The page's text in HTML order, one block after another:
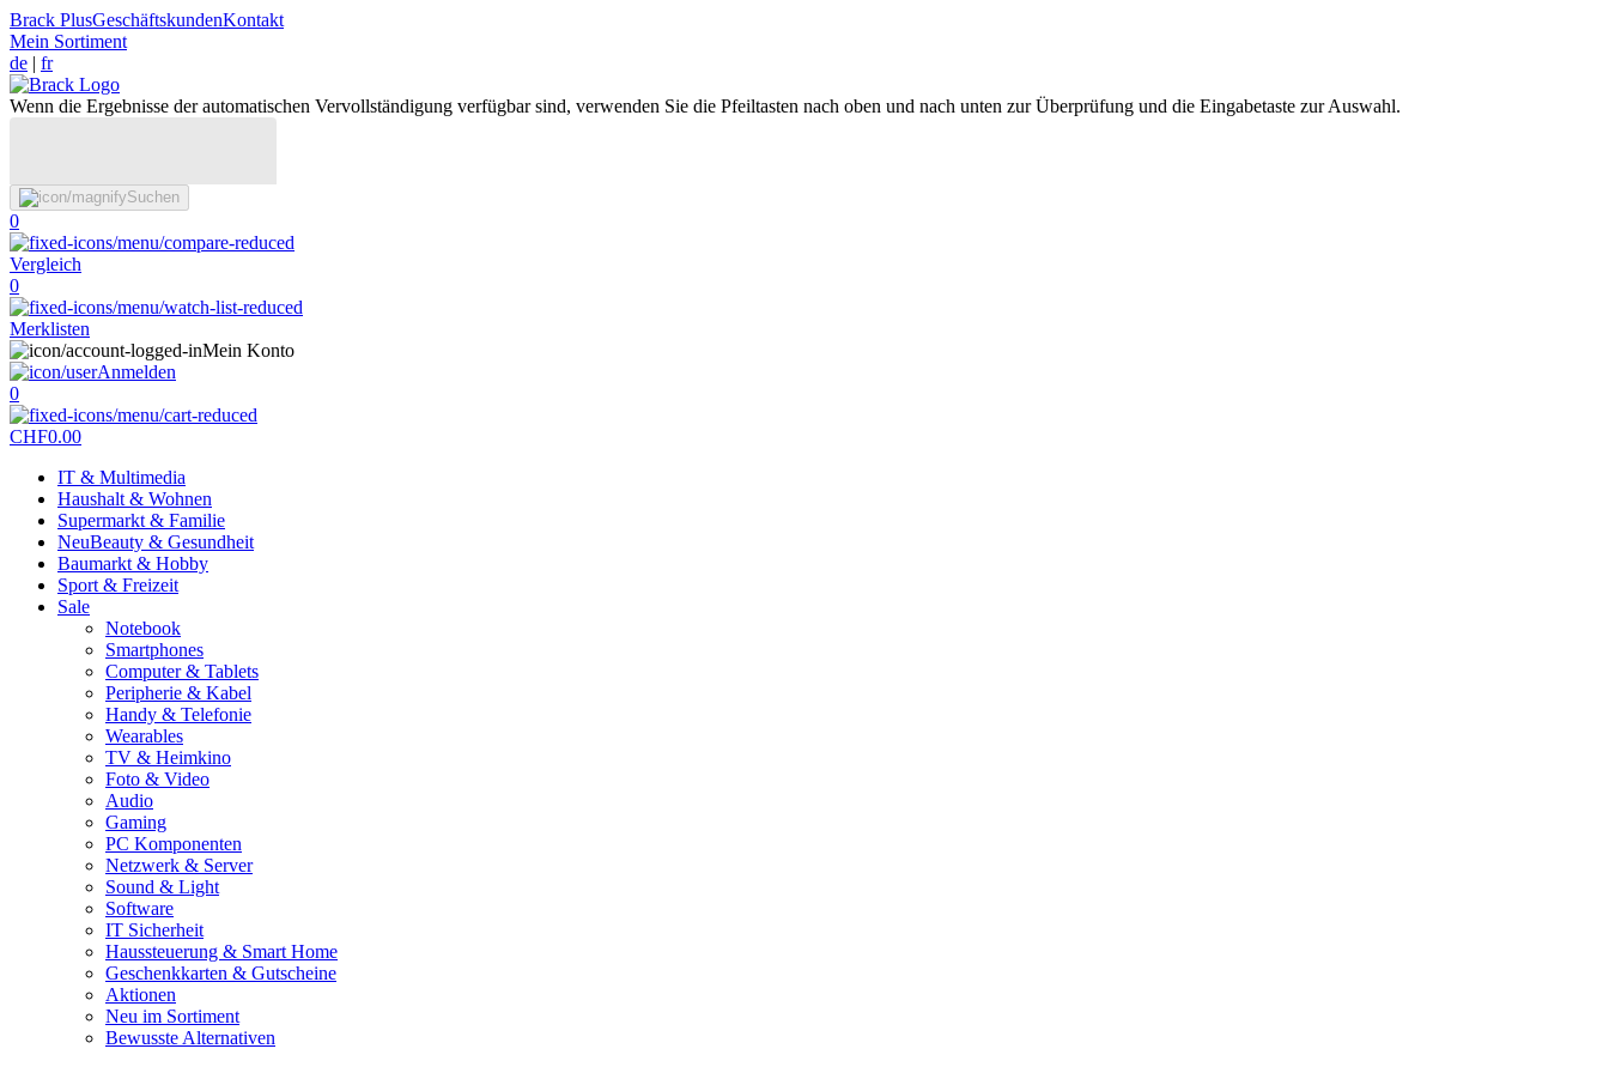
Brack PlusGeschäftskundenKontakt
Mein Sortiment
de | fr
Wenn die Ergebnisse der automatischen Vervollständigung verfügbar sind, verwenden Sie die Pfeiltasten nach oben und nach unten zur Überprüfung und die Eingabetaste zur Auswahl.
Suchen
0
Vergleich
0
Merklisten
Mein Konto
Anmelden
0
CHF0.00
IT & Multimedia
Haushalt & Wohnen
Supermarkt & Familie
NeuBeauty & Gesundheit
Baumarkt & Hobby
Sport & Freizeit
Sale
Notebook
Smartphones
Computer & Tablets
Peripherie & Kabel
Handy & Telefonie
Wearables
TV & Heimkino
Foto & Video
Audio
Gaming
PC Komponenten
Netzwerk & Server
Sound & Light
Software
IT Sicherheit
Haussteuerung & Smart Home
Geschenkkarten & Gutscheine
Aktionen
Neu im Sortiment
Bewusste Alternativen